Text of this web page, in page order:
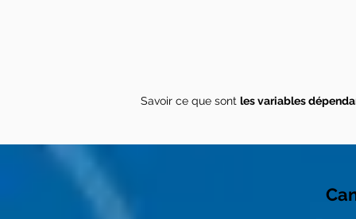
Savoir ce que sont les variables